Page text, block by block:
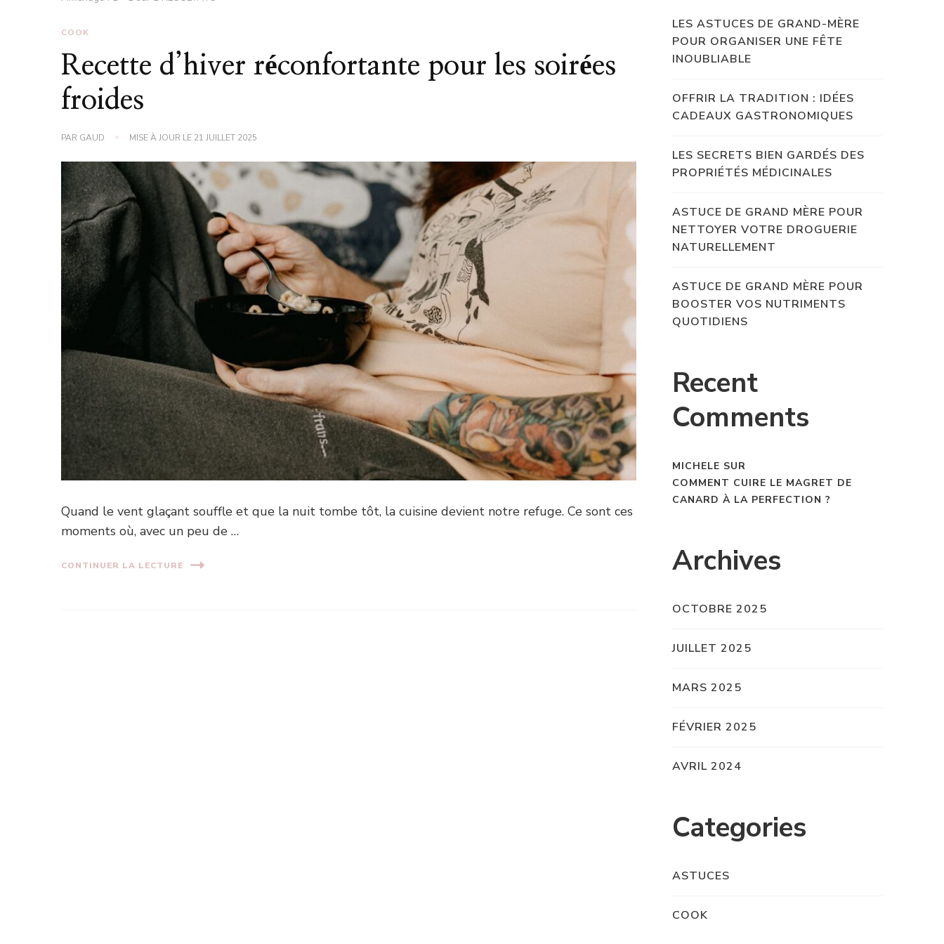
COOK
Recette d’hiver réconfortante pour les soirées
froides
PAR GAUD MISE À JOUR LE 21 JUILLET 2025
Quand le vent glaçant souffle et que la nuit tombe tôt, la cuisine devient notre refuge. Ce sont ces
moments où, avec un peu de …
CONTINUER LA LECTURE
LES ASTUCES DE GRAND-MÈRE
POUR ORGANISER UNE FÊTE
INOUBLIABLE
OFFRIR LA TRADITION : IDÉES
CADEAUX GASTRONOMIQUES
LES SECRETS BIEN GARDÉS DES
PROPRIÉTÉS MÉDICINALES
ASTUCE DE GRAND MÈRE POUR
NETTOYER VOTRE DROGUERIE
NATURELLEMENT
ASTUCE DE GRAND MÈRE POUR
BOOSTER VOS NUTRIMENTS
QUOTIDIENS
Recent
Comments
MICHELE SUR
COMMENT CUIRE LE MAGRET DE
CANARD À LA PERFECTION ?
Archives
OCTOBRE 2025
JUILLET 2025
MARS 2025
FÉVRIER 2025
AVRIL 2024
Categories
ASTUCES
COOK